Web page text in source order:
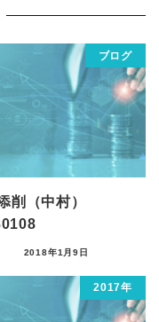
ブログ
削（中村）
2018年1月9日
2017年